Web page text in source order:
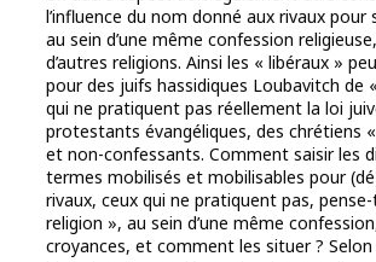
l’influence du nom donné aux rivaux pour
au sein d’une même confession
d’autres religions. Ainsi les « libéraux »
pour des juifs hassidiques Loubavitch de
qui ne pratiquent pas réellement la loi
protestants évangéliques, des chrétiens
et non-confessants. Comment saisir les
termes mobilisés et mobilisables pour
rivaux, ceux qui ne pratiquent pas,
religion », au sein d’une même
croyances, et comment les situer ? Selon